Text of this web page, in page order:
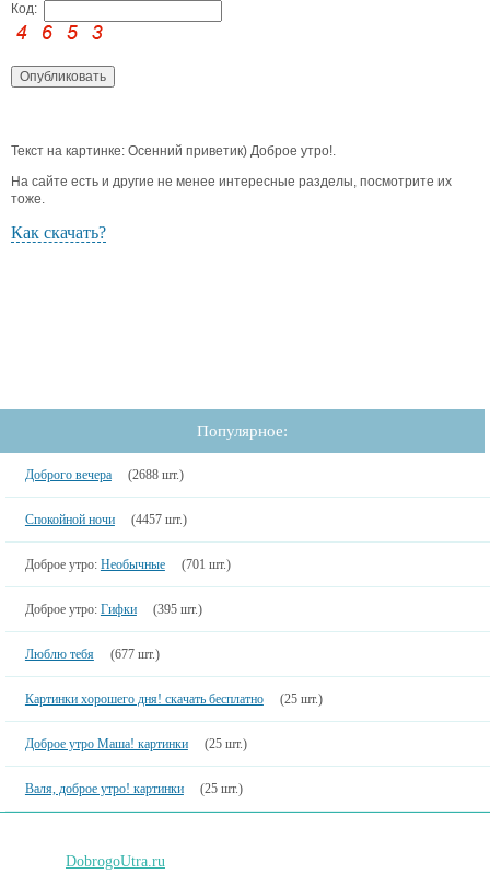
Код:
Текст на картинке: Осенний приветик) Доброе утро!.
На сайте есть и другие не менее интересные разделы, посмотрите их
тоже.
Как скачать?
Популярное:
Доброго вечера (2688 шт.)
Спокойной ночи (4457 шт.)
Доброе утро: Необычные (701 шт.)
Доброе утро: Гифки (395 шт.)
Люблю тебя (677 шт.)
Картинки хорошего дня! скачать бесплатно (25 шт.)
Доброе утро Маша! картинки (25 шт.)
Валя, доброе утро! картинки (25 шт.)
DobrogoUtra.ru